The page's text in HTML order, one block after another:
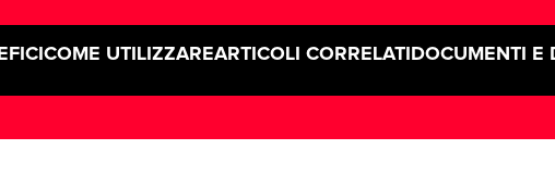
COME UTILIZZAREARTICOLI CORRELATI DOCUMENTI E